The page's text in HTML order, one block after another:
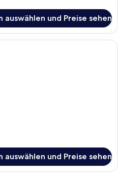
auswählen und Preise sehen
Ein Schlafzimmer mit Bett,
auswählen und Preise sehen